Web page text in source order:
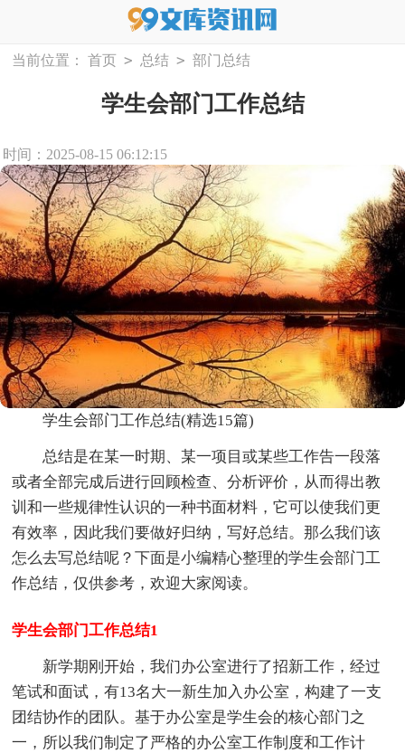
当前位置： 首页 > 总结 > 部门总结
学生会部门工作总结
时间：2025-08-15 06:12:15
学生会部门工作总结(精选15篇)
总结是在某一时期、某一项目或某些工作告一段落
或者全部完成后进行回顾检查、分析评价，从而得出教
训和一些规律性认识的一种书面材料，它可以使我们更
有效率，因此我们要做好归纳，写好总结。那么我们该
怎么去写总结呢？下面是小编精心整理的学生会部门工
作总结，仅供参考，欢迎大家阅读。
学生会部门工作总结1
新学期刚开始，我们办公室进行了招新工作，经过
笔试和面试，有13名大一新生加入办公室，构建了一支
团结协作的团队。基于办公室是学生会的核心部门之
一，所以我们制定了严格的办公室工作制度和工作计